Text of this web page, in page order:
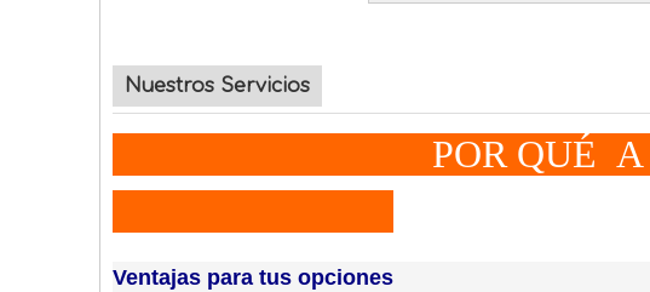
Nuestros Servicios
POR QUÉ A
Ventajas para tus opciones